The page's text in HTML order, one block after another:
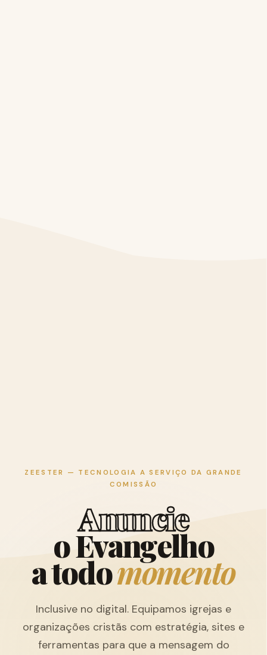
ZEESTER — TECNOLOGIA A SERVIÇO DA GRANDE
COMISSÃO
Anuncie
oEvangelho
atodomomento
Inclusive no digital. Equipamos igrejas e
organizações cristãs com estratégia, sites e
ferramentas para que a mensagem do